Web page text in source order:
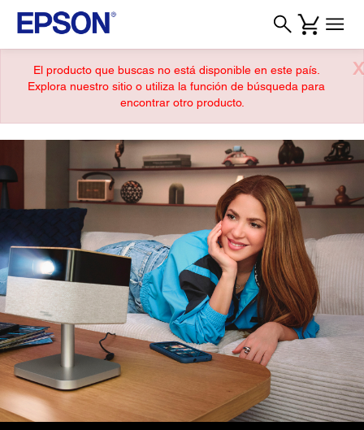
X
El producto que buscas no está disponible en este país.
Explora nuestro sitio o utiliza la función de búsqueda para
encontrar otro producto.